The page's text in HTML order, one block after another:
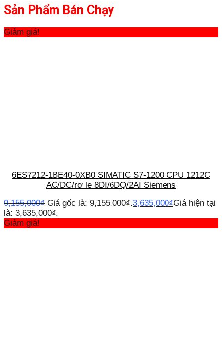
Sản Phẩm Bán Chạy
Giảm giá!
6ES7212-1BE40-0XB0 SIMATIC S7-1200 CPU 1212C
AC/DC/rơ le 8DI/6DQ/2AI Siemens
9,155,000₫ Giá gốc là: 9,155,000₫.3,635,000₫Giá hiện tại
là: 3,635,000₫.
Giảm giá!